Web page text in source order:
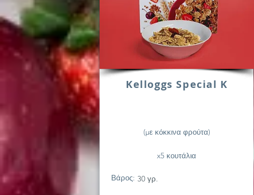
Kelloggs Special K
(με κόκκινα φρούτα)
x5 κουτάλια
Βάρος: 30 γρ.